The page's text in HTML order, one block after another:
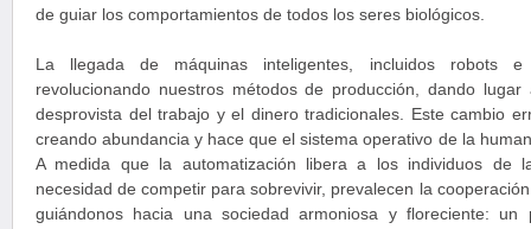
de guiar los comportamientos de todos los seres biológicos.
La llegada de máquinas inteligentes, incluidos robots e
revolucionando nuestros métodos de producción, dando
desprovista del trabajo y el dinero tradicionales. Este cambio
creando abundancia y hace que el sistema operativo de la
A medida que la automatización libera a los individuos de
necesidad de competir para sobrevivir, prevalecen la
guiándonos hacia una sociedad armoniosa y floreciente: